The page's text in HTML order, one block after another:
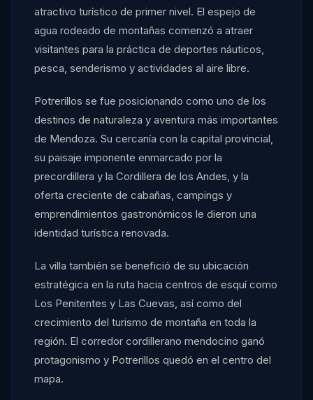
atractivo turístico de primer nivel. El espejo de
agua rodeado de montañas comenzó a atraer
visitantes para la práctica de deportes náuticos,
pesca, senderismo y actividades al aire libre.
Potrerillos se fue posicionando como uno de los
destinos de naturaleza y aventura más importantes
de Mendoza. Su cercanía con la capital provincial,
su paisaje imponente enmarcado por la
precordillera y la Cordillera de los Andes, y la
oferta creciente de cabañas, campings y
emprendimientos gastronómicos le dieron una
identidad turística renovada.
La villa también se benefició de su ubicación
estratégica en la ruta hacia centros de esquí como
Los Penitentes y Las Cuevas, así como del
crecimiento del turismo de montaña en toda la
región. El corredor cordillerano mendocino ganó
protagonismo y Potrerillos quedó en el centro del
mapa.